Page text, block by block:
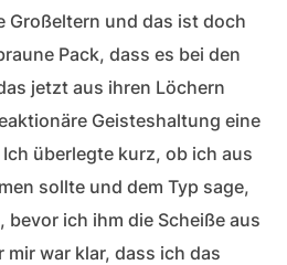
Großeltern und das ist doch
Pack, dass es bei den
jetzt aus ihren Löchern
Geisteshaltung eine
überlegte kurz, ob ich aus
sollte und dem Typ sage,
ich ihm die Scheiße aus
mir war klar, dass ich das